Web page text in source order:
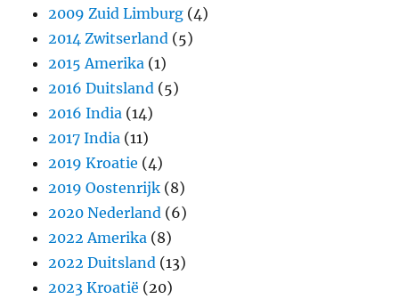
2009 Zuid Limburg (4)
2014 Zwitserland (5)
2015 Amerika (1)
2016 Duitsland (5)
2016 India (14)
2017 India (11)
2019 Kroatie (4)
2019 Oostenrijk (8)
2020 Nederland (6)
2022 Amerika (8)
2022 Duitsland (13)
2023 Kroatië (20)